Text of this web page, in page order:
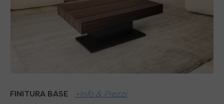
FINITURA BASE +Info & Prezzi